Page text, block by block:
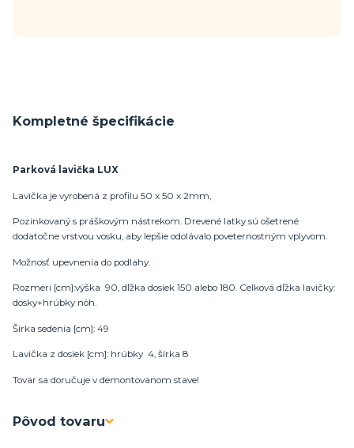
Kompletné špecifikácie
Parková lavička LUX
Lavička je vyrobená z profilu 50 x 50 x 2mm,
Pozinkovaný s práškovým nástrekom. Drevené latky sú ošetrené
dodatočne vrstvou vosku, aby lepšie odolávalo poveternostným vplyvom.
Možnosť upevnenia do podlahy.
Rozmeri [cm]:výška 90, dľžka dosiek 150 alebo 180. Celková dľžka lavičky:
dosky+hrúbky nôh.
Šírka sedenia [cm]: 49
Lavička z dosiek [cm]: hrúbky 4, šírka 8
Tovar sa doručuje v demontovanom stave!
Pôvod tovaru